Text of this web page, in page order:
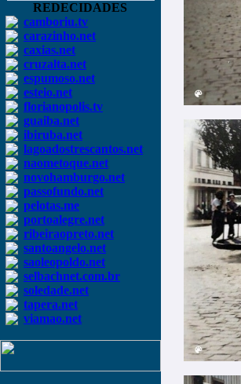
REDECIDADES
camboriu.tv
carazinho.net
caxias.net
cruzalta.net
espumoso.net
esteio.net
florianopolis.tv
guaiba.net
ibiruba.net
lagoadostrescantos.net
naometoque.net
novohamburgo.net
passofundo.net
pelotas.me
portoalegre.net
ribeiraopreto.net
santoangelo.net
saoleopoldo.net
selbachnet.com.br
soledade.net
tapera.net
viamao.net